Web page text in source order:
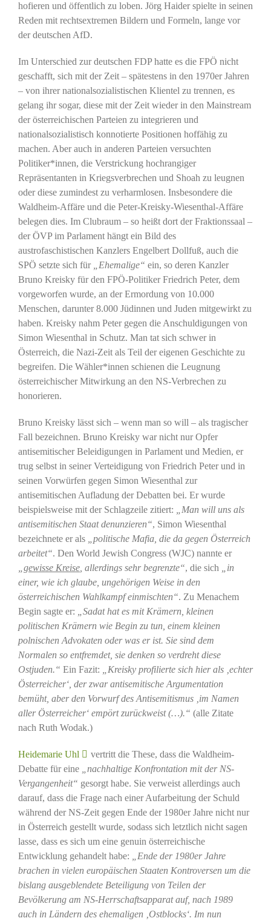
hofieren und öffentlich zu loben. Jörg Haider spielte in seinen
Reden mit rechtsextremen Bildern und Formeln, lange vor
der deutschen AfD.
Im Unterschied zur deutschen FDP hatte es die FPÖ nicht
geschafft, sich mit der Zeit – spätestens in den 1970er Jahren
– von ihrer nationalsozialistischen Klientel zu trennen, es
gelang ihr sogar, diese mit der Zeit wieder in den Mainstream
der österreichischen Parteien zu integrieren und
nationalsozialistisch konnotierte Positionen hoffähig zu
machen. Aber auch in anderen Parteien versuchten
Politiker*innen, die Verstrickung hochrangiger
Repräsentanten in Kriegsverbrechen und Shoah zu leugnen
oder diese zumindest zu verharmlosen. Insbesondere die
Waldheim-Affäre und die Peter-Kreisky-Wiesenthal-Affäre
belegen dies. Im Clubraum – so heißt dort der Fraktionssaal –
der ÖVP im Parlament hängt ein Bild des
austrofaschistischen Kanzlers Engelbert Dollfuß, auch die
SPÖ setzte sich für
„Ehemalige“ ein, so deren Kanzler
Bruno Kreisky für den FPÖ-Politiker Friedrich Peter, dem
vorgeworfen wurde, an der Ermordung von 10.000
Menschen, darunter 8.000 Jüdinnen und Juden mitgewirkt zu
haben. Kreisky nahm Peter gegen die Anschuldigungen von
Simon Wiesenthal in Schutz. Man tat sich schwer in
Österreich, die Nazi-Zeit als Teil der eigenen Geschichte zu
begreifen. Die Wähler*innen schienen die Leugnung
österreichischer Mitwirkung an den NS-Verbrechen zu
honorieren.
Bruno Kreisky lässt sich – wenn man so will – als tragischer
Fall bezeichnen. Bruno Kreisky war nicht nur Opfer
antisemitischer Beleidigungen in Parlament und Medien, er
trug selbst in seiner Verteidigung von Friedrich Peter und in
seinen Vorwürfen gegen Simon Wiesenthal zur
antisemitischen Aufladung der Debatten bei. Er wurde
beispielsweise mit der Schlagzeile zitiert:
„Man will uns als
antisemitischen Staat denunzieren“, Simon Wiesenthal
bezeichnete er als
„politische Mafia, die da gegen Österreich
arbeitet“. Den World Jewish Congress (WJC) nannte er
gewisse Kreise, allerdings sehr begrenzte“, die sich
„in
einer, wie ich glaube, ungehörigen Weise in den
österreichischen Wahlkampf einmischten“. Zu Menachem
Begin sagte er:
„Sadat hat es mit Krämern, kleinen
politischen Krämern wie Begin zu tun, einem kleinen
polnischen Advokaten oder was er ist. Sie sind dem
Normalen so entfremdet, sie denken so verdreht diese
Ostjuden.“ Ein Fazit:
„Kreisky profilierte sich hier als ‚echter
Österreicher‘, der zwar antisemitische Argumentation
bemüht, aber den Vorwurf des Antisemitismus ‚im Namen
aller Österreicher‘ empört zurückweist (…).“ (alle Zitate
nach Ruth Wodak.)
Heidemarie Uhl
vertritt die These, dass die Waldheim-
Debatte für eine
„nachhaltige Konfrontation mit der NS-
Vergangenheit“ gesorgt habe. Sie verweist allerdings auch
darauf, dass die Frage nach einer Aufarbeitung der Schuld
während der NS-Zeit gegen Ende der 1980er Jahre nicht nur
in Österreich gestellt wurde, sodass sich letztlich nicht sagen
lasse, dass es sich um eine genuin österreichische
Entwicklung gehandelt habe:
„Ende der 1980er Jahre
brachen in vielen europäischen Staaten Kontroversen um die
bislang ausgeblendete Beteiligung von Teilen der
Bevölkerung am NS-Herrschaftsapparat auf, nach 1989
auch in Ländern des ehemaligen ‚Ostblocks‘. Im nun